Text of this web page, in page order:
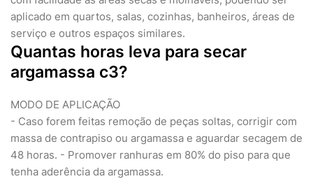
aplicado em quartos, salas, cozinhas, banheiros, áreas de
serviço e outros espaços similares.
Quantas horas leva para secar
argamassa c3?
MODO DE APLICAÇÃO
- Caso forem feitas remoção de peças soltas, corrigir com
massa de contrapiso ou argamassa e aguardar secagem de
48 horas. - Promover ranhuras em 80% do piso para que
tenha aderência da argamassa.